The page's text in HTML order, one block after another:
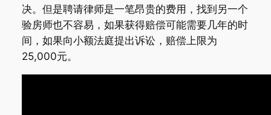
决。但是聘请律师是一笔昂贵的费用，找到另一个
验房师也不容易，如果获得赔偿可能需要几年的时
间，如果向小额法庭提出诉讼，赔偿上限为
25,000元。